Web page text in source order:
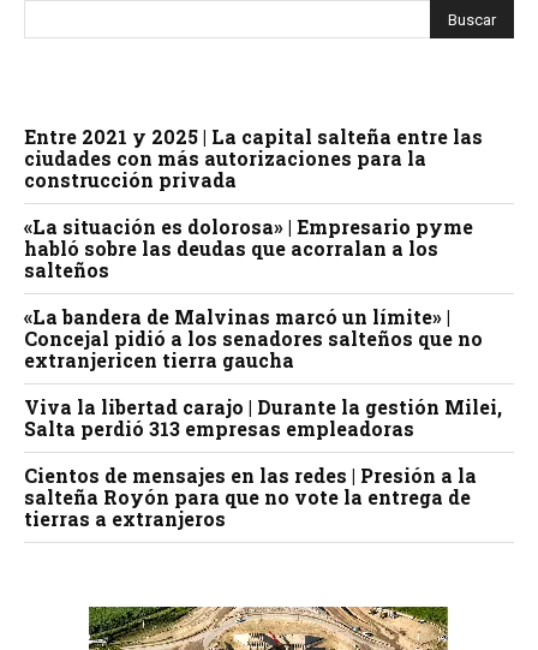
Entre 2021 y 2025 | La capital salteña entre las
ciudades con más autorizaciones para la
construcción privada
«La situación es dolorosa» | Empresario pyme
habló sobre las deudas que acorralan a los
salteños
«La bandera de Malvinas marcó un límite» |
Concejal pidió a los senadores salteños que no
extranjericen tierra gaucha
Viva la libertad carajo | Durante la gestión Milei,
Salta perdió 313 empresas empleadoras
Cientos de mensajes en las redes | Presión a la
salteña Royón para que no vote la entrega de
tierras a extranjeros